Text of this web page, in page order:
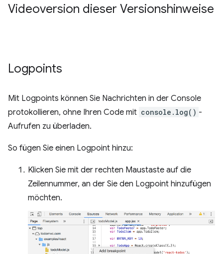
Videoversion dieser Versionshinweise
Logpoints
Mit Logpoints können Sie Nachrichten in der Console
protokollieren, ohne Ihren Code mit console.log() -
Aufrufen zu überladen.
So fügen Sie einen Logpoint hinzu:
Klicken Sie mit der rechten Maustaste auf die
Zeilennummer, an der Sie den Logpoint hinzufügen
möchten.